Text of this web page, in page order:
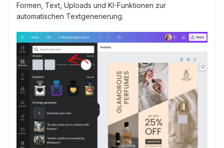
Formen, Text, Uploads und KI-Funktionen zur
automatischen Textgenerierung.